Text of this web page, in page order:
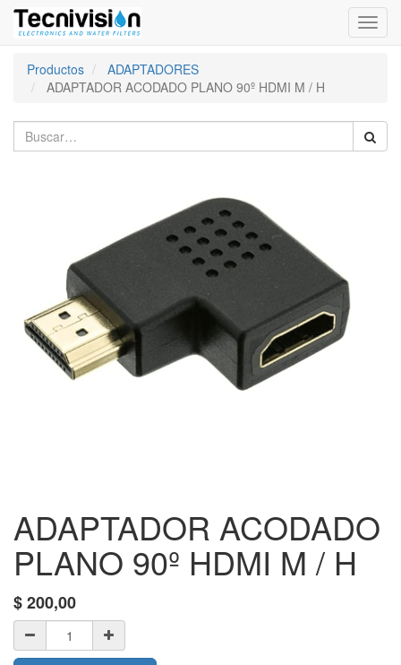
Productos
ADAPTADORES
ADAPTADOR ACODADO PLANO 90º HDMI M / H
ADAPTADOR ACODADO
PLANO 90º HDMI M / H
$200,00